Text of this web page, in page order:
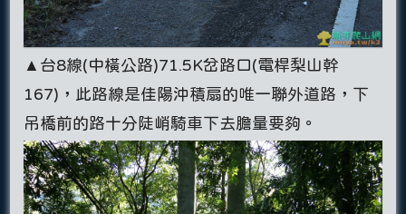
▲台8線(中橫公路)71.5K岔路口(電桿梨山幹
167)，此路線是佳陽沖積扇的唯一聯外道路，下
吊橋前的路十分陡峭騎車下去膽量要夠。